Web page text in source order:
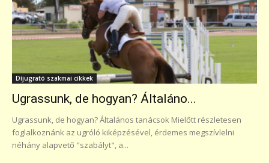
Díjugrató szakmai cikkek
Ugrassunk, de hogyan? Általáno...
Ugrassunk, de hogyan? Általános tanácsok Mielőtt részletesen
foglalkoznánk az ugróló kiképzésével, érdemes megszívlelni
néhány alapvető "szabályt", a...